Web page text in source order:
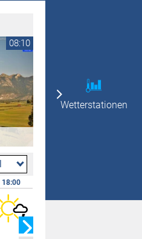
Wetterstationen
08:10
18:00